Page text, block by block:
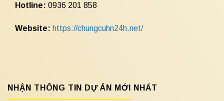
Hotline: 0936 201 858
Website: https://chungcuhn24h.net/
NHẬN THÔNG TIN DỰ ÁN MỚI NHẤT